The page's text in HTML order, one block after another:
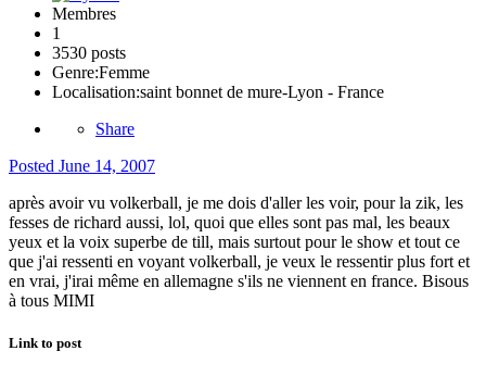
Membres
1
3530 posts
Genre:Femme
Localisation:saint bonnet de mure-Lyon - France
Share
Posted June 14, 2007
après avoir vu volkerball, je me dois d'aller les voir, pour la zik, les
fesses de richard aussi, lol, quoi que elles sont pas mal, les beaux
yeux et la voix superbe de till, mais surtout pour le show et tout ce
que j'ai ressenti en voyant volkerball, je veux le ressentir plus fort et
en vrai, j'irai même en allemagne s'ils ne viennent en france. Bisous
à tous MIMI
Link to post